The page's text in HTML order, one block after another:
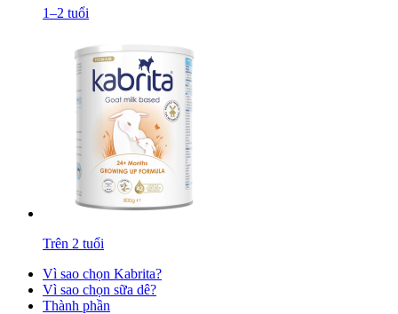
1–2 tuổi
Trên 2 tuổi
Vì sao chọn Kabrita?
Vì sao chọn sữa dê?
Thành phần